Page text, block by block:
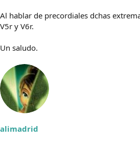
Al hablar de precordiales dchas
V5r y V6r.
Un saludo.
alimadrid